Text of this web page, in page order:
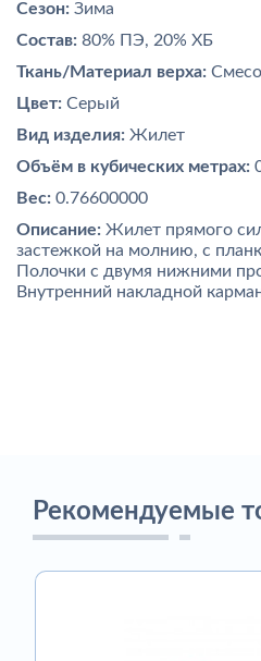
Сезон: Зима
Состав: 80% ПЭ, 20% ХБ
Ткань/Материал верха:
Цвет: Серый
Вид изделия: Жилет
Объём в кубических метрах:
Вес: 0.76600000
Описание: Жилет прямого
застежкой на молнию, с
Полочки с двумя нижними
Внутренний накладной
Рекомендуемые